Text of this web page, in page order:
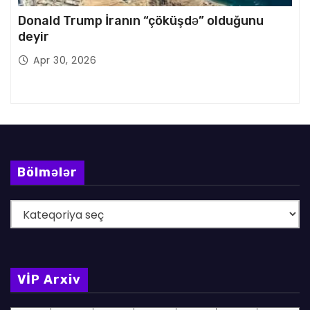
Donald Trump İranın “çöküşdə” olduğunu
deyir
Apr 30, 2026
Bölmələr
ö
m
l
VİP Arxiv